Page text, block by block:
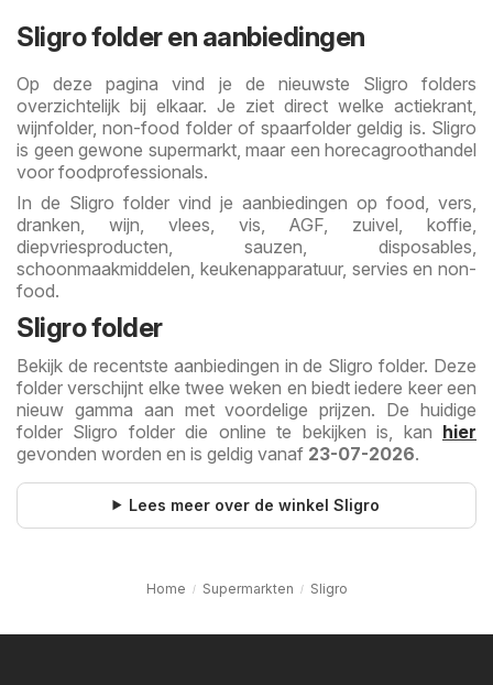
Sligro folder en aanbiedingen
Op deze pagina vind je de nieuwste Sligro folders
overzichtelijk bij elkaar. Je ziet direct welke actiekrant,
wijnfolder, non-food folder of spaarfolder geldig is. Sligro
is geen gewone supermarkt, maar een horecagroothandel
voor foodprofessionals.
In de Sligro folder vind je aanbiedingen op food, vers,
dranken, wijn, vlees, vis, AGF, zuivel, koffie,
diepvriesproducten, sauzen, disposables,
schoonmaakmiddelen, keukenapparatuur, servies en non-
food.
Sligro folder
Bekijk de recentste aanbiedingen in de Sligro folder. Deze
folder verschijnt elke twee weken en biedt iedere keer een
nieuw gamma aan met voordelige prijzen. De huidige
folder Sligro folder die online te bekijken is, kan hier
gevonden worden en is geldig vanaf 23-07-2026.
Lees meer over de winkel Sligro
Home Supermarkten Sligro